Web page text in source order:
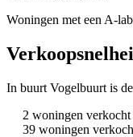
Woningen met een A-
In buurt Vogelbuurt is
2 woningen
39 woningen